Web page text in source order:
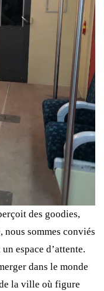
des goodies,
nous sommes conviés
espace d’attente.
dans le monde
la ville où figure